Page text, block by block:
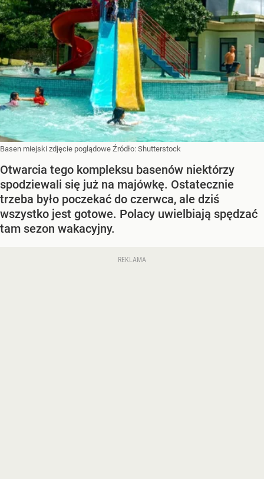
Basen miejski zdjęcie poglądowe Źródło: Shutterstock
Otwarcia tego kompleksu basenów niektórzy
spodziewali się już na majówkę. Ostatecznie
trzeba było poczekać do czerwca, ale dziś
wszystko jest gotowe. Polacy uwielbiają spędzać
tam sezon wakacyjny.